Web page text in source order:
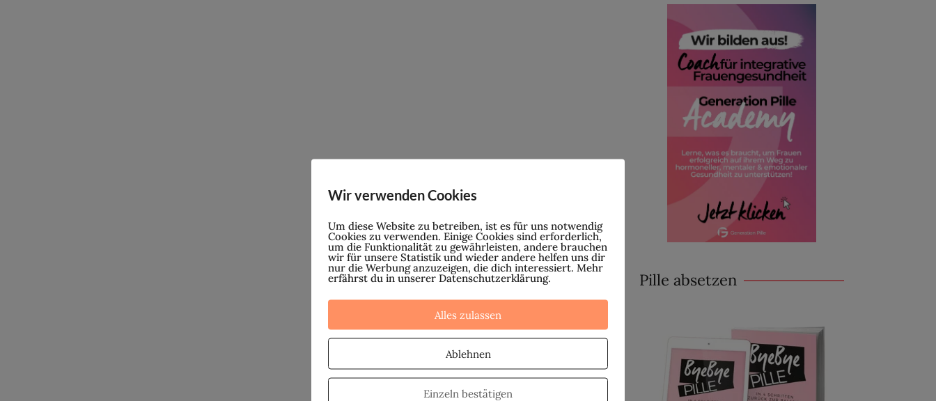
Pille absetzen
Wir verwenden Cookies
Um diese Website zu betreiben, ist es für uns notwendig
Cookies zu verwenden. Einige Cookies sind erforderlich,
um die Funktionalität zu gewährleisten, andere brauchen
wir für unsere Statistik und wieder andere helfen uns dir
nur die Werbung anzuzeigen, die dich interessiert. Mehr
erfährst du in unserer Datenschutzerklärung.
Alles zulassen
Ablehnen
Einzeln bestätigen